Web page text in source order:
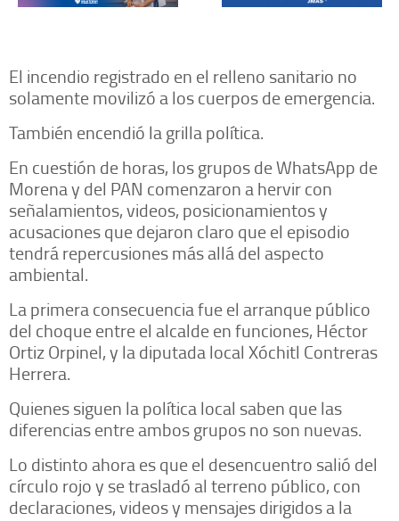
El incendio registrado en el relleno sanitario no
solamente movilizó a los cuerpos de emergencia.
También encendió la grilla política.
En cuestión de horas, los grupos de WhatsApp de
Morena y del PAN comenzaron a hervir con
señalamientos, videos, posicionamientos y
acusaciones que dejaron claro que el episodio
tendrá repercusiones más allá del aspecto
ambiental.
La primera consecuencia fue el arranque público
del choque entre el alcalde en funciones, Héctor
Ortiz Orpinel, y la diputada local Xóchitl Contreras
Herrera.
Quienes siguen la política local saben que las
diferencias entre ambos grupos no son nuevas.
Lo distinto ahora es que el desencuentro salió del
círculo rojo y se trasladó al terreno público, con
declaraciones, videos y mensajes dirigidos a la